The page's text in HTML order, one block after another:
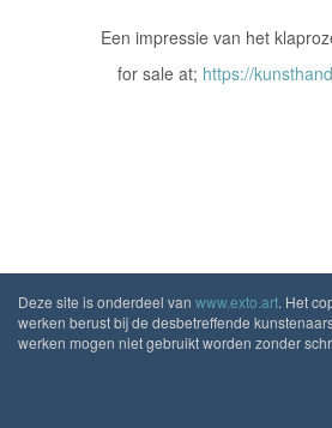
Een impressie van het
for sale at; https://
Deze site is onderdeel van www.exto.art. Het
werken berust bij de desbetreffende
werken mogen niet gebruikt worden zonder